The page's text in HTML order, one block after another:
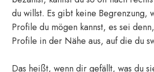
du willst. Es gibt keine Begrenzung,
Profile du mögen kannst, es sei
Profile in der Nähe aus, auf die du
Das heißt, wenn dir gefällt, was du